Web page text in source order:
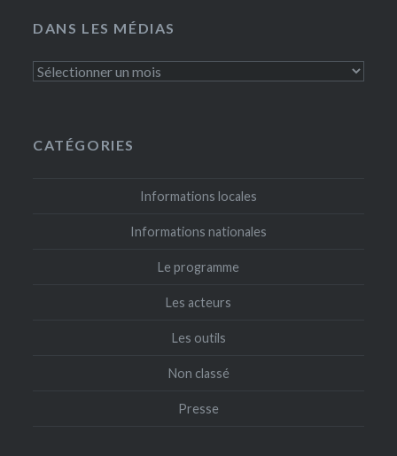
DANS LES MÉDIAS
Dans
CATÉGORIES
Informations locales
Informations nationales
Le programme
Les acteurs
Les outils
Non classé
Presse